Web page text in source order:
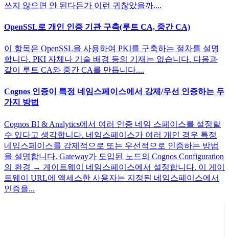
쓰지 않으면 안 된다든가 이런 귀찮았을까....
OpenSSL로 개인 인증 기관 구축(루트 CA, 중간 CA)
이 항목은 OpenSSL을 사용하여 PKI를 구축하는 절차를 설명
합니다. PKI 자체나 기술 배경 등의 기재는 없습니다. 다음과
같이 루트 CA와 중간 CA를 만듭니다....
Cognos 인증이 특정 네임스페이스에서 강제/우선 인증하는 두
가지 방법
Cognos BI & Analytics에서 여러 인증 네임 스페이스를 설정할
수 있다고 생각합니다. 네임스페이스가 여러 개인 경우 특정
네임스페이스를 강제적으로 또는 우선적으로 인증하는 방법
을 설명합니다. Gateway가 도입된 노드의 Cognos Configuration
의 환경 → 게이트웨이 네임스페이스에서 설정합니다. 이 게이
트웨이 URL에 액세스한 사용자는 지정된 네임스페이스에서
인증을...